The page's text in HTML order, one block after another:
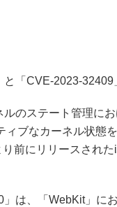
「CVE-2023-32409
のステート管理にお
ィブなカーネル状態
前にリリースされ
は、「WebKit」にお